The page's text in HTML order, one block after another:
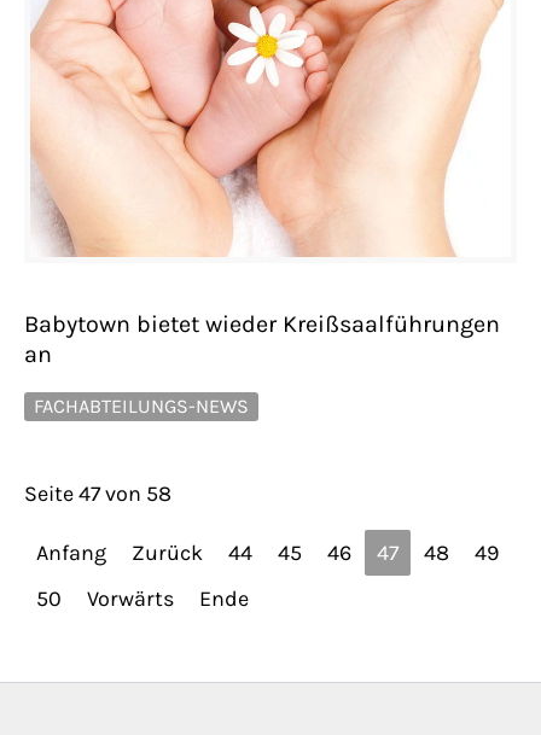
Babytown bietet wieder Kreißsaalführungen
an
FACHABTEILUNGS-NEWS
Seite 47 von 58
Anfang Zurück 44 45 46 47 48
49
50
Vorwärts Ende